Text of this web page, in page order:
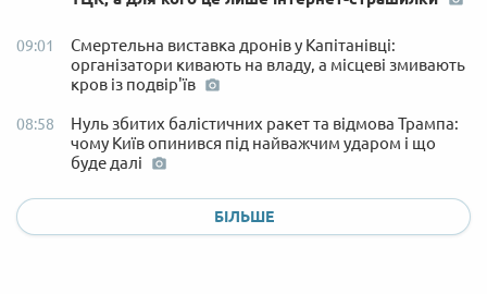
09:01
Смертельна виставка дронів у Капітанівці:
організатори кивають на владу, а місцеві змивають
кров із подвір'їв
08:58
Нуль збитих балістичних ракет та відмова Трампа:
чому Київ опинився під найважчим ударом і що
буде далі
БІЛЬШЕ